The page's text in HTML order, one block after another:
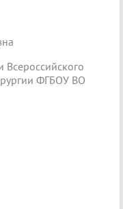
Всероссийского
ФГБОУ ВО